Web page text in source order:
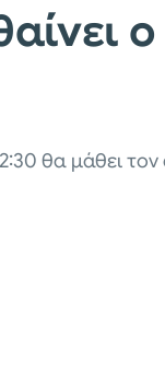
θα μάθει